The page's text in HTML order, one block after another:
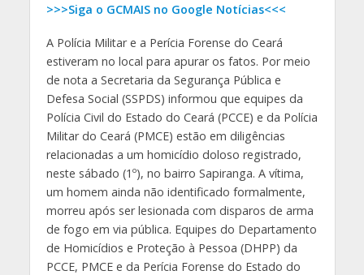
>>>Siga o GCMAIS no Google Notícias<<<
A Polícia Militar e a Perícia Forense do Ceará
estiveram no local para apurar os fatos. Por meio
de nota a Secretaria da Segurança Pública e
Defesa Social (SSPDS) informou que equipes da
Polícia Civil do Estado do Ceará (PCCE) e da Polícia
Militar do Ceará (PMCE) estão em diligências
relacionadas a um homicídio doloso registrado,
neste sábado (1º), no bairro Sapiranga. A vítima,
um homem ainda não identificado formalmente,
morreu após ser lesionada com disparos de arma
de fogo em via pública. Equipes do Departamento
de Homicídios e Proteção à Pessoa (DHPP) da
PCCE, PMCE e da Perícia Forense do Estado do